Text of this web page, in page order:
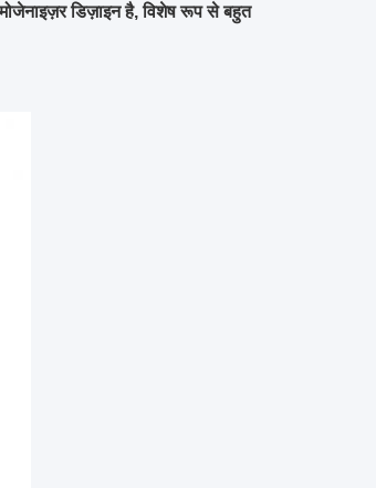
डिज़ाइन है, विशेष रूप से बहुत